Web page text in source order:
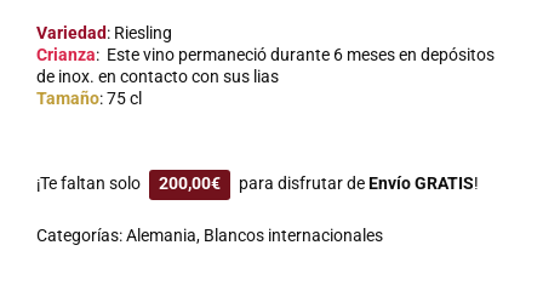
Variedad: Riesling
Crianza: Este vino permaneció durante 6 meses en depósitos
de inox. en contacto con sus lias
Tamaño: 75 cl
¡Te faltan solo 200,00€ para disfrutar deEnvío GRATIS!
Categorías:Alemania, Blancos internacionales